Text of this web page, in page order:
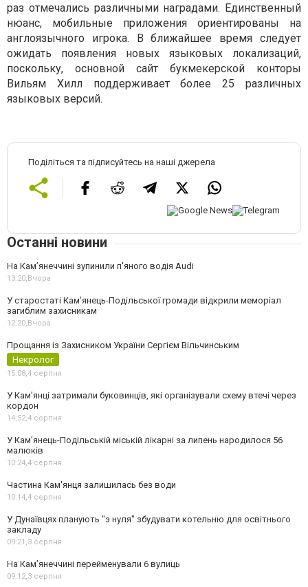
раз отмечались различными наградами. Единственный
нюанс, мобильные приложения ориентированы на
англоязычного игрока. В ближайшее время следует
ожидать появления новых языковых локализаций,
поскольку, основной сайт букмекерской конторы
Вильям Хилл поддерживает более 25 различных
языковых версий.
Поділіться та підписуйтесь на наші джерела
Останні новини
На Камʼянеччині зупинили п'яного водія Audi
13:20, Вчора
У старостаті Кам’янець-Подільської громади відкрили меморіал
загиблим захисникам
12:20, Вчора
Прощання із Захисником України Сергієм Вільчинським
Некролог
15:08,4 серпня
У Кам’янці затримали буковинців, які організували схему втечі через
кордон
14:52,4 серпня
У Кам’янець-Подільській міській лікарні за липень народилося 56
малюків
10:24,4 серпня
Частина Кам'янця залишилась без води
10:14,4 серпня
У Дунаївцях планують "з нуля" збудувати котельню для освітнього
закладу
09:21,3 серпня
На Камʼянеччині перейменували 6 вулиць
09:12,3 серпня